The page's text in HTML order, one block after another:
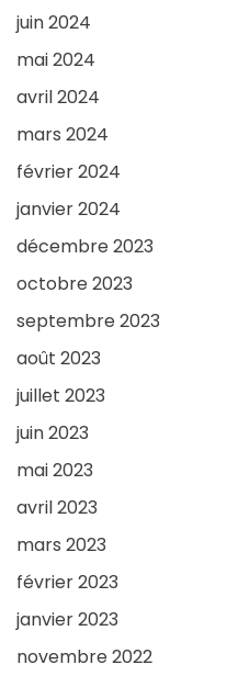
juin 2024
mai 2024
avril 2024
mars 2024
février 2024
janvier 2024
décembre 2023
octobre 2023
septembre 2023
août 2023
juillet 2023
juin 2023
mai 2023
avril 2023
mars 2023
février 2023
janvier 2023
novembre 2022